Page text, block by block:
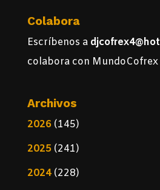
Colabora
Escríbenos a
colabora con MundoCofrex
Archivos
2026(145)
2025(241)
2024(228)